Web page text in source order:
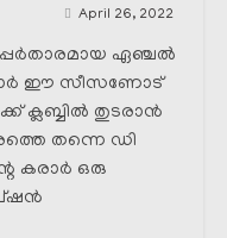
April 26, 2022
ഏഞ്ചൽ
ഈ സീസണോട്
ക്ലബ്ബിൽ തുടരാൻ
തന്നെ ഡി
കരാർ ഒരു